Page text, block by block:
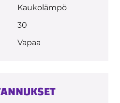
Kaukolämpö
30
Vapaa